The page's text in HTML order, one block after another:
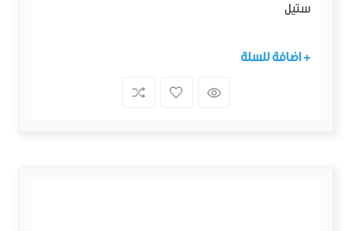
ستيل
+ اضافة للسلة